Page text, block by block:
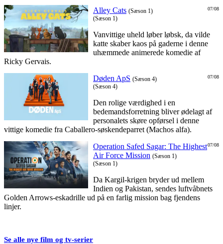
07/08
Alley Cats (Sæson 1)
(Sæson 1)
Vanvittige uheld løber løbsk, da vilde
katte skaber kaos på gaderne i denne
uhæmmede animerede komedie af
Ricky Gervais.
07/08
Døden ApS (Sæson 4)
(Sæson 4)
Den rolige værdighed i en
bedemandsforretning bliver ødelagt af
personalets skøre opførsel i denne
vittige komedie fra Caballero-søskendeparret (Machos alfa).
07/08
Operation Safed Sagar: The Highest
Air Force Mission (Sæson 1)
(Sæson 1)
Da Kargil-krigen bryder ud mellem
Indien og Pakistan, sendes luftvåbnets
Golden Arrows-eskadrille ud på en farlig mission bag fjendens
linjer.
Se alle nye film og tv-serier